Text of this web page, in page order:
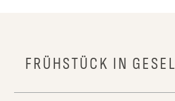
FRÜHSTÜCK IN